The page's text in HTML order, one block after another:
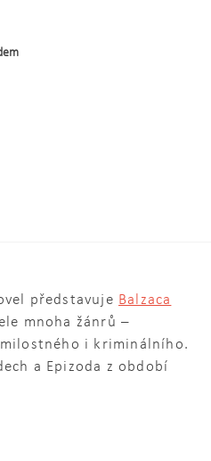
představuje Balzaca
mnoha žánrů –
i kriminálního.
a Epizoda z období